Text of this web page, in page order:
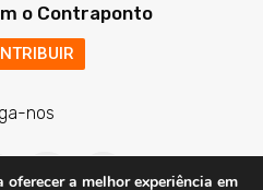
o Contraponto
nos
I
n
Y
o
a melhor experiência em